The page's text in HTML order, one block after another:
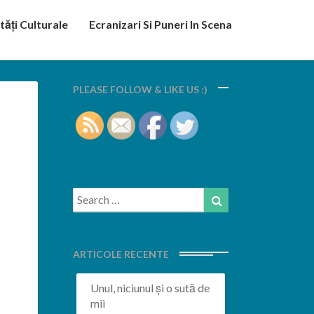
Culturale Ecranizari Si Puneri In Scena
PLEASE FOLLOW & LIKE US :)
Search
for:
ARTICOLE RECENTE
Unul, niciunul și o sută de
mii